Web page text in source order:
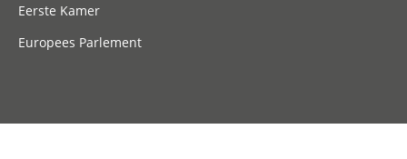
Eerste Kamer
Europees Parlement